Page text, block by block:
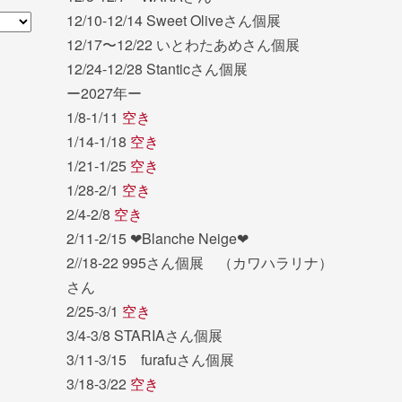
12/10-12/14 Sweet Oliveさん個展
12/17〜12/22 いとわたあめさん個展
12/24-12/28 Stanticさん個展
ー2027年ー
1/8-1/11 空き
1/14-1/18 空き
1/21-1/25 空き
1/28-2/1 空き
2/4-2/8 空き
2/11-2/15 ❤︎Blanche Neige❤︎
2//18-22 995さん個展 （カワハラリナ）
さん
2/25-3/1 空き
3/4-3/8 STARIAさん個展
3/11-3/15 furafuさん個展
3/18-3/22 空き